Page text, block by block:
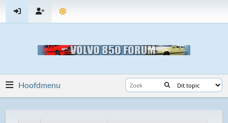
Hoofdmenu